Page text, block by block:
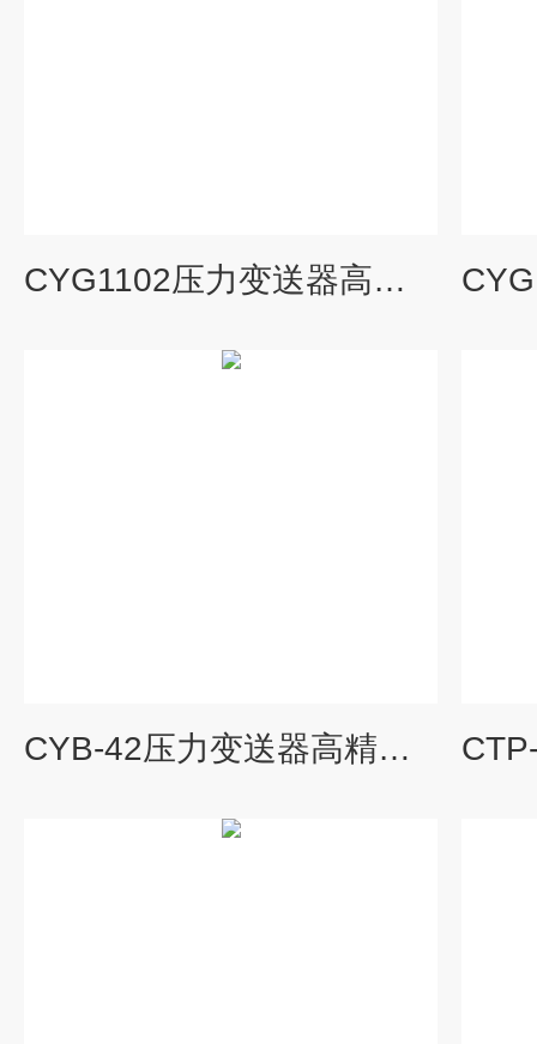
CYG1102压力变送器高精度扩散硅液压传感器
CYB-42压力变送器高精度扩散硅液压传感器